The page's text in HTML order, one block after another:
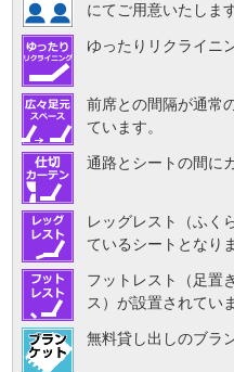
にてご用意いたします
ゆったりリクライニ
前席との間隔が通常
ています。
通路とシートの間に
レッグレスト（ふく
ているシートとなり
フットレスト（足置
ス）が設置されてい
無料貸し出しのブラ